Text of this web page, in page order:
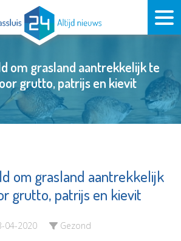
om grasland aantrekkelijk te
grutto, patrijs en kievit
om grasland aantrekkelijk
grutto, patrijs en kievit
04-2020 Gezond